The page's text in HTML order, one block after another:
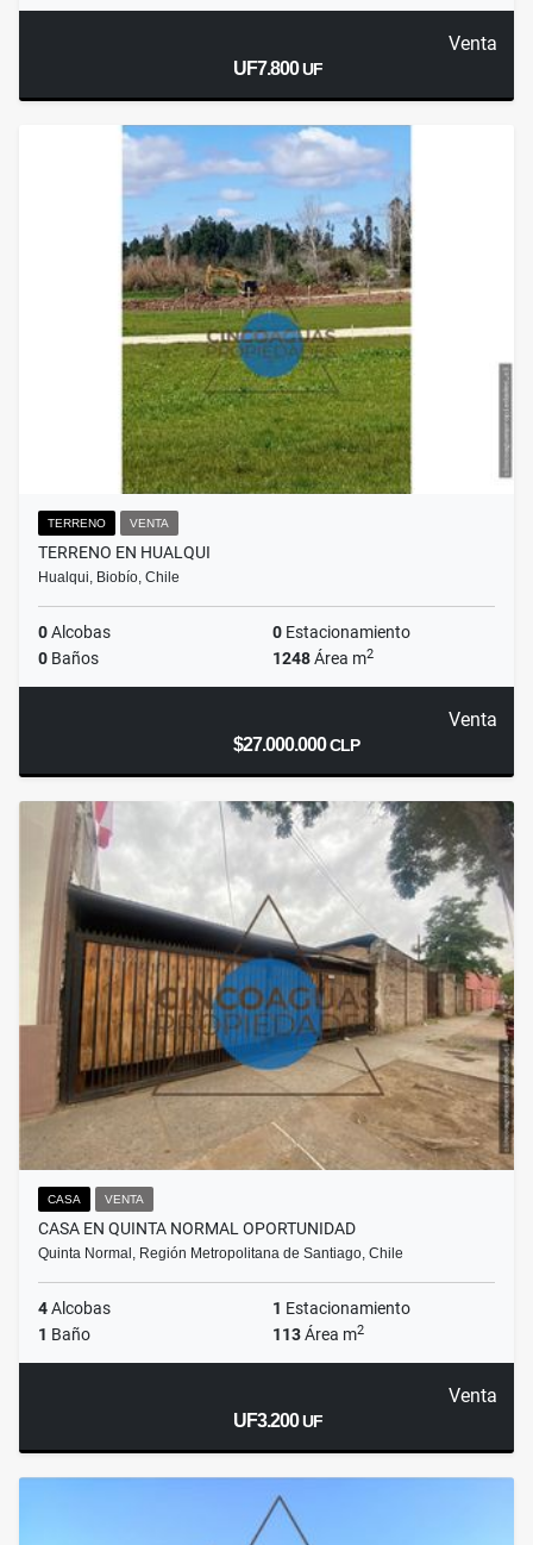
Venta
UF7.800UF
TERRENO VENTA
TERRENO EN HUALQUI
Hualqui, Biobío, Chile
0Alcobas 0 Estacionamiento
0 Baños 1248Área m2
Venta
$27.000.000CLP
CASA VENTA
CASA EN QUINTA NORMAL OPORTUNIDAD
Quinta Normal, Región Metropolitana de Santiago, Chile
4Alcobas 1 Estacionamiento
1 Baño 113Área m2
Venta
UF3.200UF